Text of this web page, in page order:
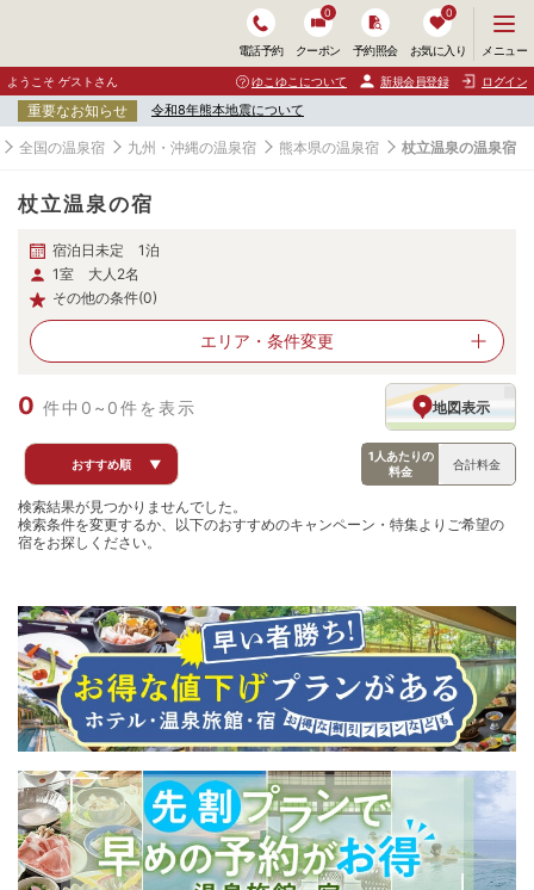
電話予約 クーポン
0
予約照会 お気に入り
0
ニ
ュ
ー
開
く
メニュー
ようこそ ゲストさん ゆこゆこについて 新規会員登録 ログイン
重要なお知らせ 令和8年熊本地震について
全国の温泉宿 九州・沖縄の温泉宿 熊本県の温泉宿 杖立温泉の温泉宿
杖立温泉の宿
宿泊日未定 1泊
1室 大人2名
その他の条件(0)
エリア・ 条件変更
0 件中0~0件を表示 地図表示
おすすめ順 ▼
1人あたりの
料金
合計料金
検索結果が見つかりませんでした。
検索条件を変更するか、以下のおすすめのキャンペーン・特集よりご希望の
宿をお探しください。